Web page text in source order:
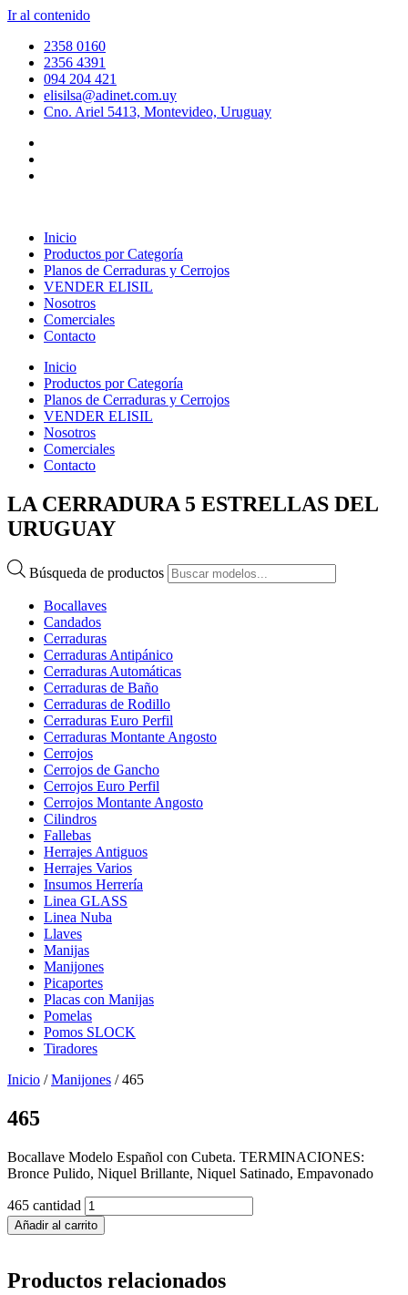
Ir al contenido
2358 0160
2356 4391
094 204 421
elisilsa@adinet.com.uy
Cno. Ariel 5413, Montevideo, Uruguay
Inicio
Productos por Categoría
Planos de Cerraduras y Cerrojos
VENDER ELISIL
Nosotros
Comerciales
Contacto
Inicio
Productos por Categoría
Planos de Cerraduras y Cerrojos
VENDER ELISIL
Nosotros
Comerciales
Contacto
LA CERRADURA 5 ESTRELLAS DEL
URUGUAY
Búsqueda de productos
Bocallaves
Candados
Cerraduras
Cerraduras Antipánico
Cerraduras Automáticas
Cerraduras de Baño
Cerraduras de Rodillo
Cerraduras Euro Perfil
Cerraduras Montante Angosto
Cerrojos
Cerrojos de Gancho
Cerrojos Euro Perfil
Cerrojos Montante Angosto
Cilindros
Fallebas
Herrajes Antiguos
Herrajes Varios
Insumos Herrería
Linea GLASS
Linea Nuba
Llaves
Manijas
Manijones
Picaportes
Placas con Manijas
Pomelas
Pomos SLOCK
Tiradores
Inicio /Manijones / 465
465
Bocallave Modelo Español con Cubeta. TERMINACIONES:
Bronce Pulido, Niquel Brillante, Niquel Satinado, Empavonado
465 cantidad
Añadir al carrito
Productos relacionados